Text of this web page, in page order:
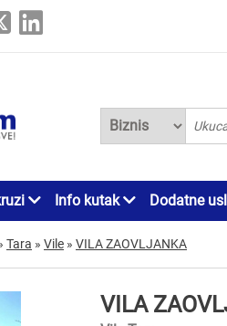
Info kutak Dodatne
Tara » Vile » VILA ZAOVLJANKA
VILA